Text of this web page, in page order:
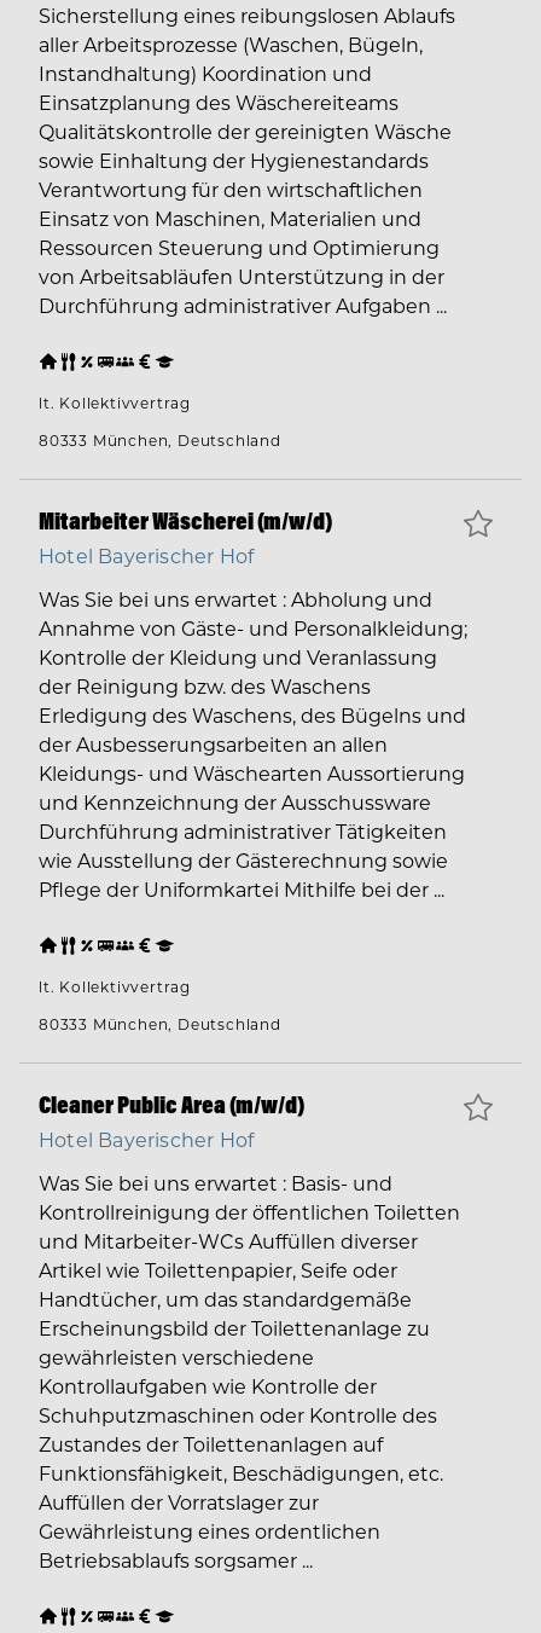
Sicherstellung eines reibungslosen Ablaufs
aller Arbeitsprozesse (Waschen, Bügeln,
Instandhaltung) Koordination und
Einsatzplanung des Wäschereiteams
Qualitätskontrolle der gereinigten Wäsche
sowie Einhaltung der Hygienestandards
Verantwortung für den wirtschaftlichen
Einsatz von Maschinen, Materialien und
Ressourcen Steuerung und Optimierung
von Arbeitsabläufen Unterstützung in der
Durchführung administrativer Aufgaben ...
lt. Kollektivvertrag
80333 München, Deutschland
Mitarbeiter Wäscherei (m/w/d)
Hotel Bayerischer Hof
Was Sie bei uns erwartet : Abholung und
Annahme von Gäste- und Personalkleidung;
Kontrolle der Kleidung und Veranlassung
der Reinigung bzw. des Waschens
Erledigung des Waschens, des Bügelns und
der Ausbesserungsarbeiten an allen
Kleidungs- und Wäschearten Aussortierung
und Kennzeichnung der Ausschussware
Durchführung administrativer Tätigkeiten
wie Ausstellung der Gästerechnung sowie
Pflege der Uniformkartei Mithilfe bei der ...
lt. Kollektivvertrag
80333 München, Deutschland
Cleaner Public Area (m/w/d)
Hotel Bayerischer Hof
Was Sie bei uns erwartet : Basis- und
Kontrollreinigung der öffentlichen Toiletten
und Mitarbeiter-WCs Auffüllen diverser
Artikel wie Toilettenpapier, Seife oder
Handtücher, um das standardgemäße
Erscheinungsbild der Toilettenanlage zu
gewährleisten verschiedene
Kontrollaufgaben wie Kontrolle der
Schuhputzmaschinen oder Kontrolle des
Zustandes der Toilettenanlagen auf
Funktionsfähigkeit, Beschädigungen, etc.
Auffüllen der Vorratslager zur
Gewährleistung eines ordentlichen
Betriebsablaufs sorgsamer ...